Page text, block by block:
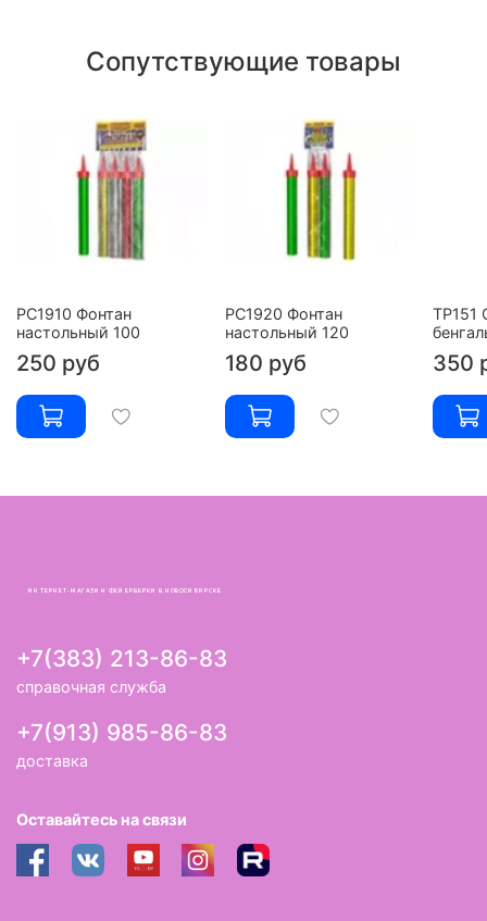
Сопутствующие товары
РС1910 Фонтан
настольный 100
250 руб
РС1920 Фонтан
настольный 120
180 руб
ТР151
350
ИНТЕРНЕТ-МАГАЗИН ФЕЙЕРВЕРКИ В НОВОСИБИРСКЕ
+7(383) 213-86-83
справочная служба
+7(913) 985-86-83
доставка
Оставайтесь на связи